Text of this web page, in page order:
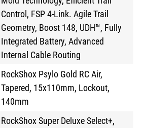
Control, FSP 4-Link. Agile Trail
Geometry, Boost 148, UDH™, Fully
Integrated Battery, Advanced
Internal Cable Routing
RockShox Psylo Gold RC Air,
Tapered, 15x110mm, Lockout,
140mm
RockShox Super Deluxe Select+,